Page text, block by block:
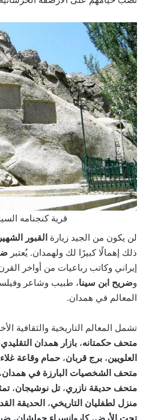
قرية كنجنامه
لن يكون من الجيد زيارة القبور
ذلك إهمالًا كبيرًا لك ولهمدان. يُعتبر
إيراني وكاتب رباعيات من أواخر
وضريح ابن سينا، طبيب وشاعر
المعالم في همدان.
تشمل المعالم التاريخية والثقافية
متحف حكمتانه، بازار همدان التقليدي
العلويين، برج قربان، حمام وقاعة
متحف الشخصيات البارزة في همدان،
متحف حديقة نازري،تل نوشيجان،
منزل لطفليان التاريخي، الحديقة
تحت الأرض،كاروانسراء جولشان،